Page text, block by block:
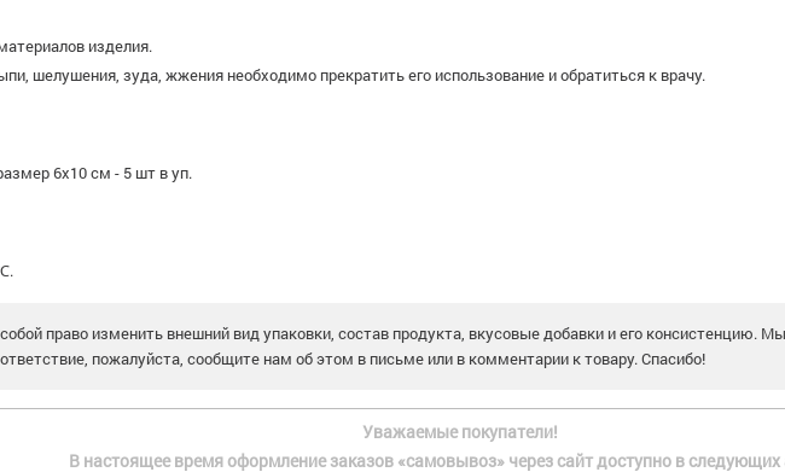
изделия.
шелушения, зуда, жжения необходимо прекратить его использование и обратиться к врачу.
6х10 см - 5 шт в уп.
право изменить внешний вид упаковки, состав продукта, вкусовые добавки и его консистенцию.
пожалуйста, сообщите нам об этом в письме или в комментарии к товару. Спасибо!
Уважаемые покупатели!
В настоящее время оформление заказов «самовывоз» через сайт доступно в следующих